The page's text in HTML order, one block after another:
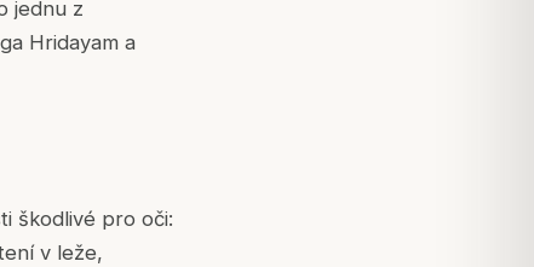
jednu z
Hridayam a
škodlivé pro oči:
v leže,